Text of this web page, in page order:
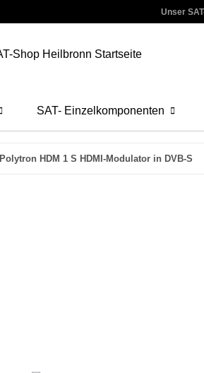
Unser
SAT- Einzelkomponenten
Polytron HDM 1 S HDMI-Modulator in DVB-S